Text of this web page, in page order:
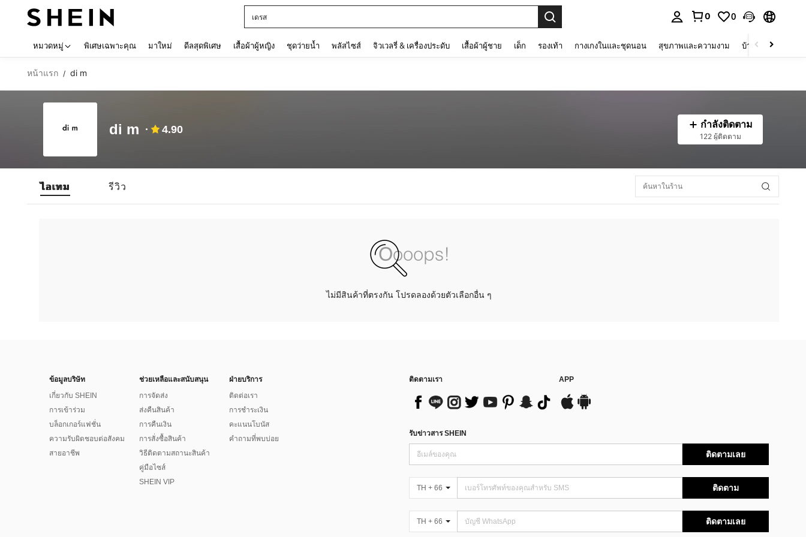
เดรส
0 0
หมวดหมู่ พิเศษเฉพาะคุณ มาใหม่ ดีลสุดพิเศษ เสื้อผ้าผู้หญิง ชุดว่ายน้ำ พลัสไซส์ จิวเวลรี่ & เครื่องประดับ เสื้อผ้าผู้ชาย เด็ก รองเท้า กางเกงในและชุดนอน สุขภาพและความงาม บ้านและที่อยู่อาศัย
หน้าแรก / di m
di m 4.90 กำลังติดตาม
122 ผู้ติดตาม
ไอเทม รีวิว
ไม่มีสินค้าที่ตรงกัน โปรดลองด้วยตัวเลือกอื่น ๆ
ข้อมูลบริษัท
เกี่ยวกับ SHEIN
การเข้าร่วม
บล็อกเกอร์แฟชั่น
ความรับผิดชอบต่อสังคม
สายอาชีพ
ช่วยเหลือและสนับสนุน
การจัดส่ง
ส่งคืนสินค้า
การคืนเงิน
การสั่งซื้อสินค้า
วิธีติดตามสถานะสินค้า
คู่มือไซส์
SHEIN VIP
ฝ่ายบริการ
ติดต่อเรา
การชำระเงิน
คะแนนโบนัส
คำถามที่พบบ่อย
ติดตามเรา APP
รับข่าวสาร SHEIN
ติดตามเลย
TH + 66 ติดตาม
TH + 66 ติดตามเลย